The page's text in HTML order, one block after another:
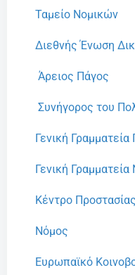
Ταμείο Νομικών
Διεθνής Ένωση
Άρειος Πάγος
Συνήγορος του
Γενική
Γενική Γραμματεία
Κέντρο
Νόμος
Ευρωπαϊκό